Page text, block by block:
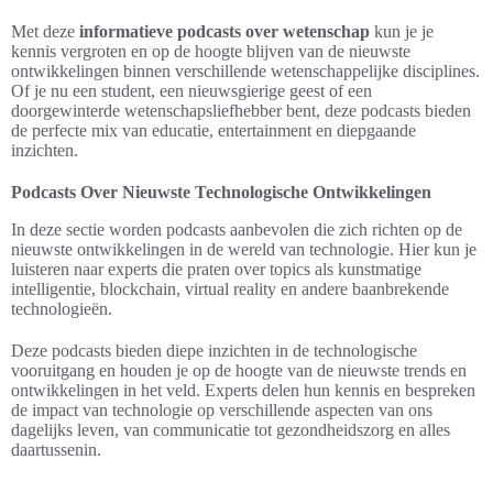
Met deze informatieve podcasts over wetenschap kun je je
kennis vergroten en op de hoogte blijven van de nieuwste
ontwikkelingen binnen verschillende wetenschappelijke disciplines.
Of je nu een student, een nieuwsgierige geest of een
doorgewinterde wetenschapsliefhebber bent, deze podcasts bieden
de perfecte mix van educatie, entertainment en diepgaande
inzichten.
Podcasts Over Nieuwste Technologische Ontwikkelingen
In deze sectie worden podcasts aanbevolen die zich richten op de
nieuwste ontwikkelingen in de wereld van technologie. Hier kun je
luisteren naar experts die praten over topics als kunstmatige
intelligentie, blockchain, virtual reality en andere baanbrekende
technologieën.
Deze podcasts bieden diepe inzichten in de technologische
vooruitgang en houden je op de hoogte van de nieuwste trends en
ontwikkelingen in het veld. Experts delen hun kennis en bespreken
de impact van technologie op verschillende aspecten van ons
dagelijks leven, van communicatie tot gezondheidszorg en alles
daartussenin.